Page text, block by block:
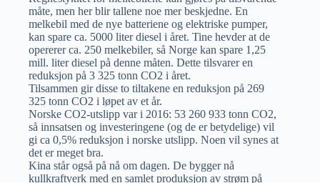
måte, men her blir tallene noe mer beskjedne. En
melkebil med de nye batteriene og elektriske pumper,
kan spare ca. 5000 liter diesel i året. Tine hevder at de
opererer ca. 250 melkebiler, så Norge kan spare 1,25
mill. liter diesel på denne måten. Dette tilsvarer en
reduksjon på 3 325 tonn CO2 i året.
Tilsammen gir disse to tiltakene en reduksjon på 269
325 tonn CO2 i løpet av et år.
Norske CO2-utslipp var i 2016: 53 260 933 tonn CO2,
så innsatsen og investeringene (og de er betydelige) vil
gi ca 0,5% reduksjon i norske utslipp. Noen vil synes at
det er meget bra.
Kina står også på nå om dagen. De bygger nå
kullkraftverk med en samlet produksjon av strøm på